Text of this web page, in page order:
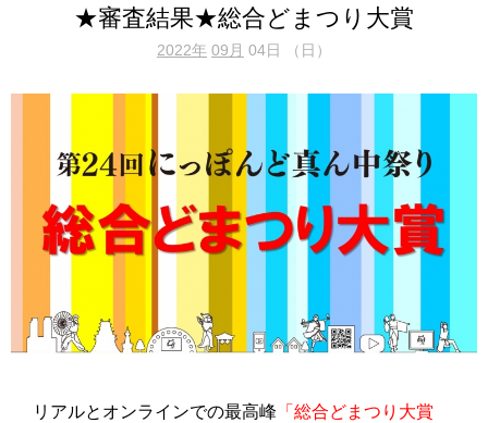
★審査結果★総合どまつり大賞
2022年 09月 04日 （日）
リアルとオンラインでの最高峰 「総合どまつり大賞